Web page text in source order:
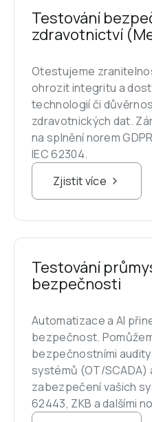
Testování
zdravotnictví
Otestujeme
ohrozit integritu a
technologií či
zdravotnických dat.
na splnění norem
IEC 62304.
Zjistit více
Testování
bezpečnosti
Automatizace a AI
bezpečnost.
bezpečnostními
systémů (OT/SCADA)
zabezpečení vašich
62443, ZKB a dalšími